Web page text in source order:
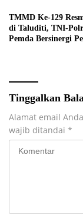
TMMD Ke-129
di Taluditi, TNI-
Pemda Bersinergi
Tinggalkan
Alamat email
wajib ditandai *